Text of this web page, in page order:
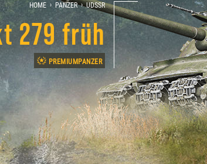
HOME › PANZER › UDSSR
279 früh
PREMIUMPANZER